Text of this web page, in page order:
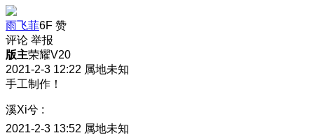
雨飞菲6F 赞
评论 举报
版主荣耀V20
2021-2-3 12:22 属地未知
手工制作！
溪Xi兮 :
2021-2-3 13:52 属地未知